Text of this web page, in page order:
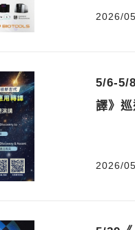
2026/
5/6-5/
譯》
2026/